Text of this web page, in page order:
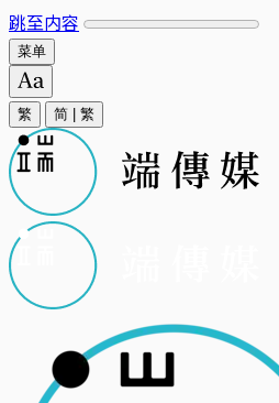
跳至内容
菜单
繁 简 繁